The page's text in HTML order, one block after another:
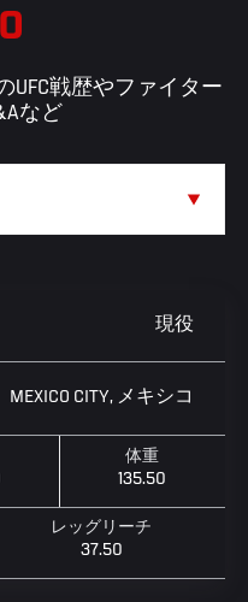
UFC戦歴やファイター
など
現役
MEXICO CITY, メキシコ
体重
135.50
レッグリーチ
37.50